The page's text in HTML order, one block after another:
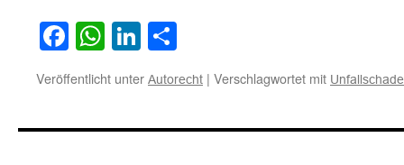
Facebook
WhatsApp
LinkedIn
Veröffentlicht unter Autorecht | Verschlagwortet mit